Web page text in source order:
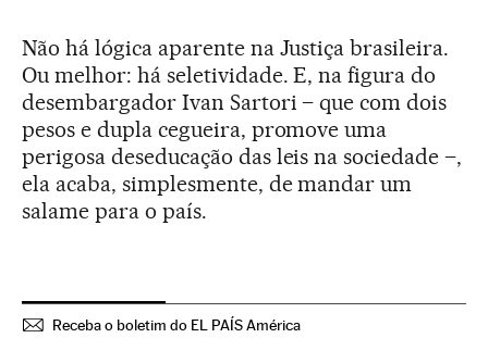
Não há lógica aparente na Justiça brasileira.
Ou melhor: há seletividade. E, na figura do
desembargador Ivan Sartori – que com dois
pesos e dupla cegueira, promove uma
perigosa deseducação das leis na sociedade –,
ela acaba, simplesmente, de mandar um
salame para o país.
Receba o boletim do EL PAÍS América